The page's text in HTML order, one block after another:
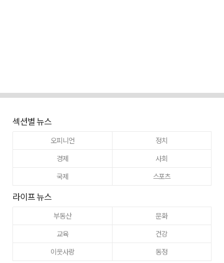
섹션별 뉴스
오피니언
정치
경제
사회
국제
스포츠
라이프 뉴스
부동산
문화
교육
건강
이웃사랑
동정